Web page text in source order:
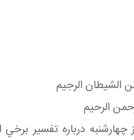
الشيطان الرجيم
الرحيم
چهارشنبه درباره تفسير